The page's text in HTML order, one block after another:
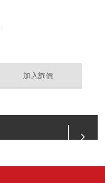
加入詢價